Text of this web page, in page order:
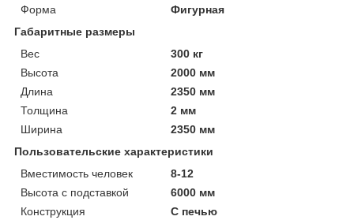
Форма
Фигурная
Габаритные размеры
Вес
300 кг
Высота
2000 мм
Длина
2350 мм
Толщина
2 мм
Ширина
2350 мм
Пользовательские характеристики
Вместимость человек
8-12
Высота с подставкой
6000 мм
Конструкция
С печью